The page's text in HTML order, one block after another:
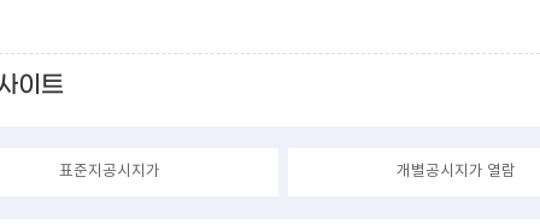
이트
표준지공시지가 개별공시지가 열람